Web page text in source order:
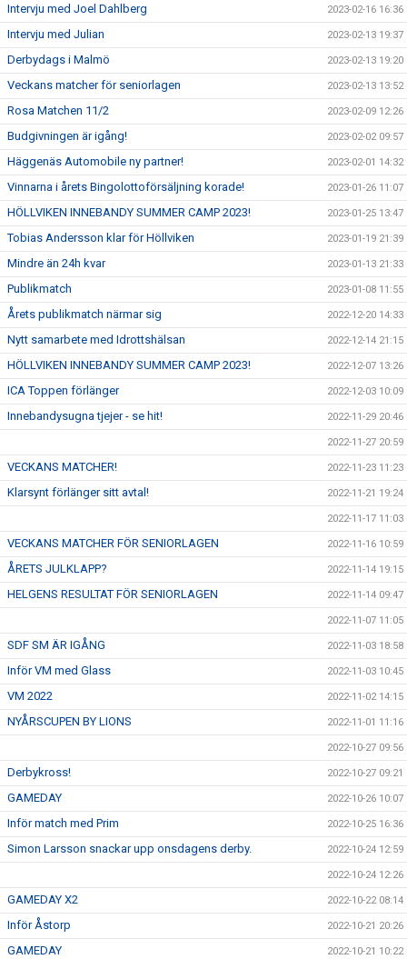
Intervju med Joel Dahlberg 2023-02-16 16:36
Intervju med Julian 2023-02-13 19:37
Derbydags i Malmö 2023-02-13 19:20
Veckans matcher för seniorlagen 2023-02-13 13:52
Rosa Matchen 11/2 2023-02-09 12:26
Budgivningen är igång! 2023-02-02 09:57
Häggenäs Automobile ny partner! 2023-02-01 14:32
Vinnarna i årets Bingolottoförsäljning korade! 2023-01-26 11:07
HÖLLVIKEN INNEBANDY SUMMER CAMP 2023! 2023-01-25 13:47
Tobias Andersson klar för Höllviken 2023-01-19 21:39
Mindre än 24h kvar 2023-01-13 21:33
Publikmatch 2023-01-08 11:55
Årets publikmatch närmar sig 2022-12-20 14:33
Nytt samarbete med Idrottshälsan 2022-12-14 21:15
HÖLLVIKEN INNEBANDY SUMMER CAMP 2023! 2022-12-07 13:26
ICA Toppen förlänger 2022-12-03 10:09
Innebandysugna tjejer - se hit! 2022-11-29 20:46
2022-11-27 20:59
VECKANS MATCHER! 2022-11-23 11:23
Klarsynt förlänger sitt avtal! 2022-11-21 19:24
2022-11-17 11:03
VECKANS MATCHER FÖR SENIORLAGEN 2022-11-16 10:59
ÅRETS JULKLAPP? 2022-11-14 19:15
HELGENS RESULTAT FÖR SENIORLAGEN 2022-11-14 09:47
2022-11-07 11:05
SDF SM ÄR IGÅNG 2022-11-03 18:58
Inför VM med Glass 2022-11-03 10:45
VM 2022 2022-11-02 14:15
NYÅRSCUPEN BY LIONS 2022-11-01 11:16
2022-10-27 09:56
Derbykross! 2022-10-27 09:21
GAMEDAY 2022-10-26 10:07
Inför match med Prim 2022-10-25 16:36
Simon Larsson snackar upp onsdagens derby. 2022-10-24 12:59
2022-10-24 12:26
GAMEDAY X2 2022-10-22 08:14
Inför Åstorp 2022-10-21 20:26
GAMEDAY 2022-10-21 10:22